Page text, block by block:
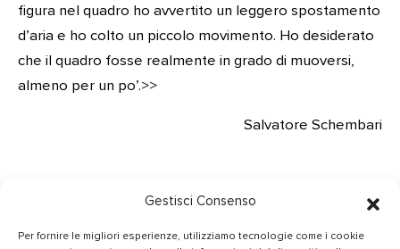
Gestisci Consenso
Per fornire le migliori esperienze, utilizziamo tecnologie come i cookie
figura nel quadro ho avvertito un leggero spostamento
d’aria e ho colto un piccolo movimento. Ho desiderato
che il quadro fosse realmente in grado di muoversi,
almeno per un po’.>>
Salvatore Schembari